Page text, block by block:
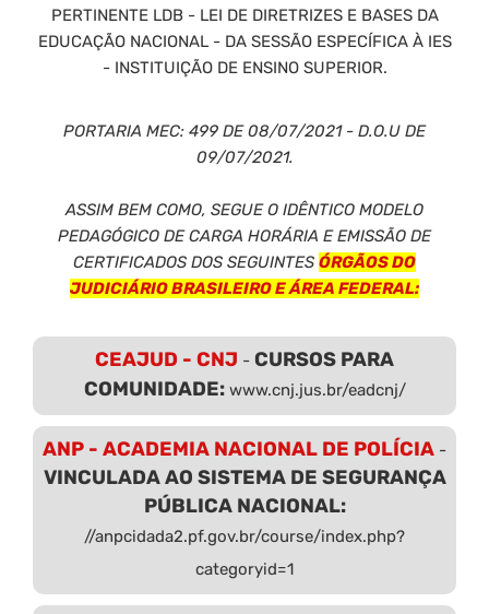
PERTINENTE LDB - LEI DE DIRETRIZES E BASES DA
EDUCAÇÃO NACIONAL - DA SESSÃO ESPECÍFICA À IES
- INSTITUIÇÃO DE ENSINO SUPERIOR.
PORTARIA MEC: 499 DE 08/07/2021 - D.O.U DE
09/07/2021.
ASSIM BEM COMO, SEGUE O IDÊNTICO MODELO
PEDAGÓGICO DE CARGA HORÁRIA E EMISSÃO DE
CERTIFICADOS DOS SEGUINTES ÓRGÃOS DO
JUDICIÁRIO BRASILEIRO E ÁREA FEDERAL:
CEAJUD - CNJ - CURSOS PARA
COMUNIDADE: www.cnj.jus.br/eadcnj/
ANP - ACADEMIA NACIONAL DE POLÍCIA -
VINCULADA AO SISTEMA DE SEGURANÇA
PÚBLICA NACIONAL:
//anpcidada2.pf.gov.br/course/index.php?
categoryid=1